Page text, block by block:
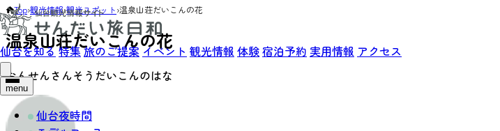
仙台を知る 特集旅のご提案 イベント 観光情報 体験宿泊予約 実用情報 アクセス
menu
仙台夜時間
Top›観光情報›観光スポット›温泉山荘だいこんの花
温泉山荘だいこんの花
おんせんさんそうだいこんのはな